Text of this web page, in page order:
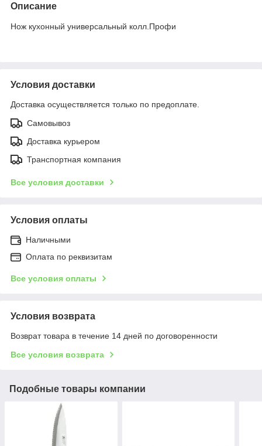
Описание
Нож кухонный универсальный колл.Профи
Условия доставки
Доставка осуществляется только по предоплате.
Самовывоз
Доставка курьером
Транспортная компания
Все условия доставки
Условия оплаты
Наличными
Оплата по реквизитам
Все условия оплаты
Условия возврата
Возврат товара в течение 14 дней по договоренности
Все условия возврата
Подобные товары компании